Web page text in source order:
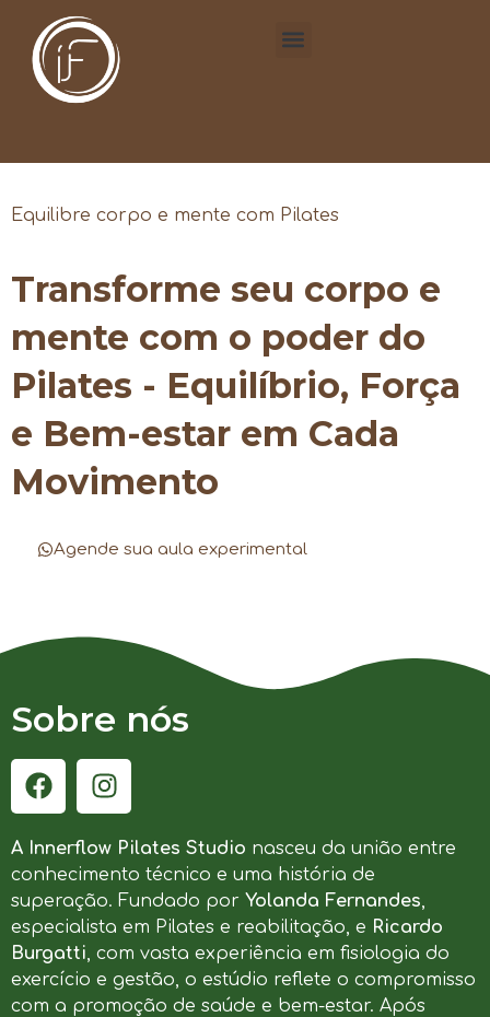
Equilibre corpo e mente com Pilates
Transforme seu corpo e
mente com o poder do
Pilates - Equilíbrio, Força
e Bem-estar em Cada
Movimento
Agende sua aula experimental
Sobre nós
A Innerflow Pilates Studio nasceu da união entre
conhecimento técnico e uma história de
superação. Fundado por Yolanda Fernandes,
especialista em Pilates e reabilitação, e Ricardo
Burgatti, com vasta experiência em fisiologia do
exercício e gestão, o estúdio reflete o compromisso
com a promoção de saúde e bem-estar. Após